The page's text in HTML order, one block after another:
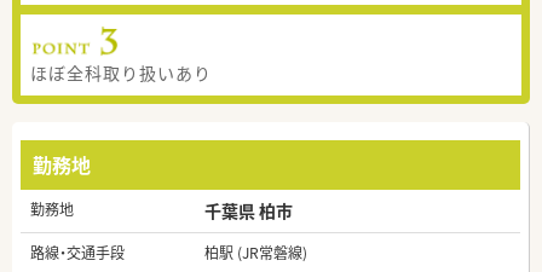
ほぼ全科取り扱いあり
勤務地
勤務地 千葉県 柏市
路線・交通手段
柏駅 (JR常磐線)